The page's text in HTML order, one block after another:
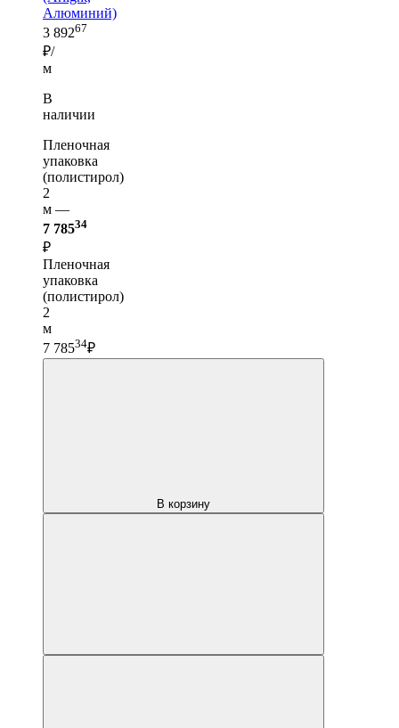
Алюминий)
3 89267
₽/
м
В
наличии
Пленочная
упаковка
(полистирол)
2
м —
7 78534
₽
Пленочная
упаковка
(полистирол)
2
м
7 78534₽
В корзину